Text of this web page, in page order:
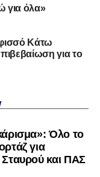
της, δεν θα
ότι είναι
Newsγια να
Ελλάδα και τον
στο
για όλα»
Κάτω
για το
Όλο το
για
και ΠΑΣ